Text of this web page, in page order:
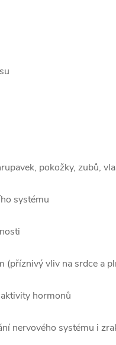
pokožky, zubů,
systému
(příznivý vliv na srdce a
hormonů
nervového systému i